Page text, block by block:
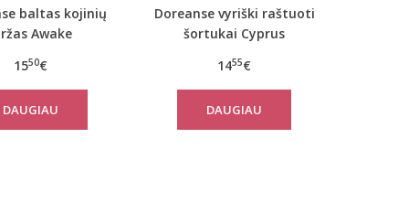
baltas kojinių
Awake
1550€
DAUGIAU
Doreanse vyriški raštuoti
šortukai Cyprus
1455€
DAUGIAU